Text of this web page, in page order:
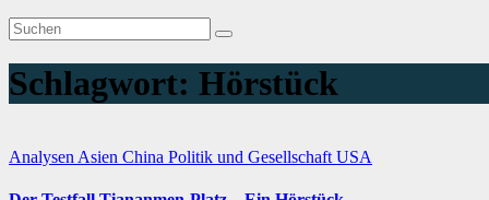
Schlagwort: Hörstück
Analysen Asien China Politik und Gesellschaft USA